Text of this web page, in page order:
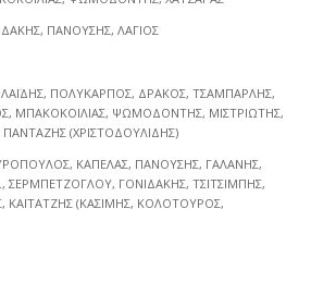
ΠΑΝΟΥΣΗΣ, ΛΑΓΙΟΣ
ΠΟΛΥΚΑΡΠΟΣ, ΔΡΑΚΟΣ, ΤΣΑΜΠΑΡΛΗΣ,
ΜΠΑΚΟΚΟΙΛΙΑΣ, ΨΩΜΟΔΟΝΤΗΣ, ΜΙΣΤΡΙΩΤΗΣ,
(ΧΡΙΣΤΟΔΟΥΛΙΔΗΣ)
ΚΑΠΕΛΑΣ, ΠΑΝΟΥΣΗΣ, ΓΑΛΑΝΗΣ,
ΓΟΝΙΔΑΚΗΣ, ΤΣΙΤΣΙΜΠΗΣ,
ΚΑΪΤΑΤΖΗΣ (ΚΑΣΙΜΗΣ, ΚΟΛΟΤΟΥΡΟΣ,